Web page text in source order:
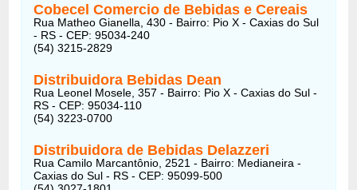
Cobecel Comercio de Bebidas e Cereais
Rua Matheo Gianella, 430 - Bairro: Pio X - Caxias do Sul
- RS - CEP: 95034-240
(54) 3215-2829
Distribuidora Bebidas Dean
Rua Leonel Mosele, 357 - Bairro: Pio X - Caxias do Sul -
RS - CEP: 95034-110
(54) 3223-0700
Distribuidora de Bebidas Delazzeri
Rua Camilo Marcantônio, 2521 - Bairro: Medianeira -
Caxias do Sul - RS - CEP: 95099-500